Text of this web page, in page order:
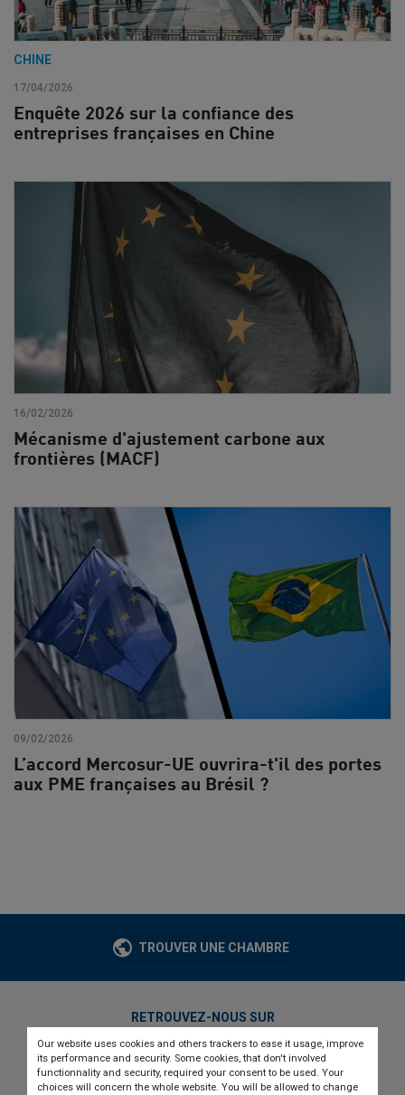
Our website uses cookies and others trackers to ease it usage, improve
its performance and security. Some cookies, that don't involved
functionnality and security, required your consent to be used. Your
choices will concern the whole website. You will be allowed to change
CHINE
17/04/2026
Enquête 2026 sur la confiance des
entreprises françaises en Chine
16/02/2026
Mécanisme d'ajustement carbone aux
frontières (MACF)
09/02/2026
L’accord Mercosur-UE ouvrira-t'il des portes
aux PME françaises au Brésil ?
TROUVER UNE CHAMBRE
RETROUVEZ-NOUS SUR
twitterlinkedinyoutube